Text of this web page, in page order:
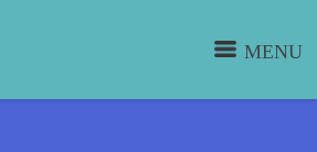
MENU